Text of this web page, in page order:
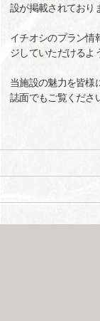
設が掲載されており
イチオシのプラン情
ジしていただけるよ
当施設の魅力を皆様
誌面でもご覧くださ